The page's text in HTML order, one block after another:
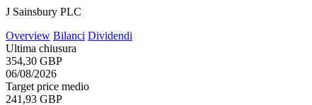
J Sainsbury PLC
Overview Bilanci Dividendi
Ultima chiusura
354,30 GBP
06/08/2026
Target price medio
241,93 GBP